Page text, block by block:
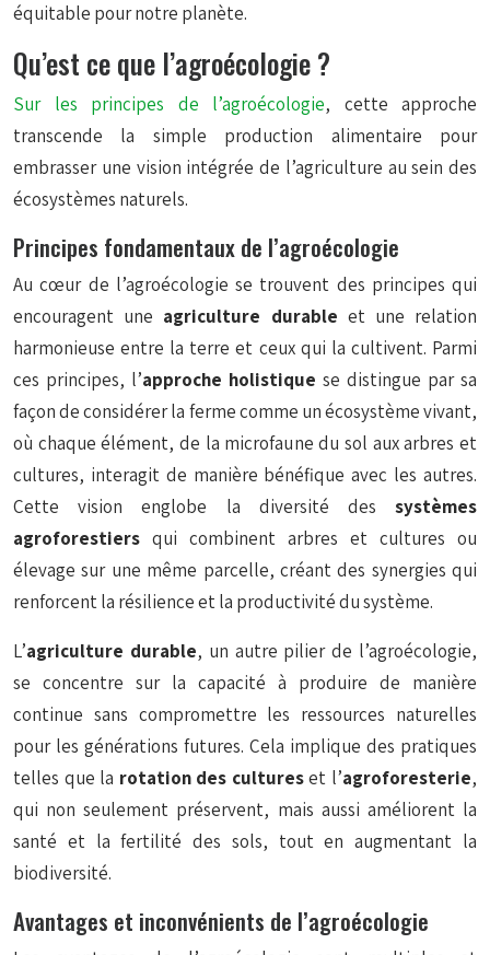
équitable pour notre planète.
Qu’est ce que l’agroécologie ?
Sur les principes de l’agroécologie, cette approche
transcende la simple production alimentaire pour
embrasser une vision intégrée de l’agriculture au sein des
écosystèmes naturels.
Principes fondamentaux de l’agroécologie
Au cœur de l’agroécologie se trouvent des principes qui
encouragent une agriculture durable et une relation
harmonieuse entre la terre et ceux qui la cultivent. Parmi
ces principes, l’approche holistique se distingue par sa
façon de considérer la ferme comme un écosystème vivant,
où chaque élément, de la microfaune du sol aux arbres et
cultures, interagit de manière bénéfique avec les autres.
Cette vision englobe la diversité des systèmes
agroforestiers qui combinent arbres et cultures ou
élevage sur une même parcelle, créant des synergies qui
renforcent la résilience et la productivité du système.
L’agriculture durable, un autre pilier de l’agroécologie,
se concentre sur la capacité à produire de manière
continue sans compromettre les ressources naturelles
pour les générations futures. Cela implique des pratiques
telles que la rotation des cultureset l’agroforesterie,
qui non seulement préservent, mais aussi améliorent la
santé et la fertilité des sols, tout en augmentant la
biodiversité.
Avantages et inconvénients de l’agroécologie